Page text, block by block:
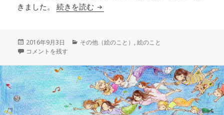
きました。続きを読む アイコンに込めた願い
投
稿
2016年9月3日
カ
リ
ー
その他（絵のこと） ,絵のこと
アイコンに込めた願い に
コメントを残す